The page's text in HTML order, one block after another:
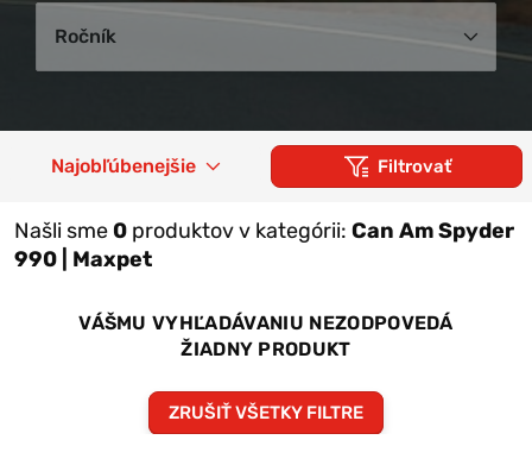
Ročník
Filtrovať
Našli sme 0 produktov v kategórii: Can Am Spyder
990 | Maxpet
Najobľúbenejšie
VÁŠMU VYHĽADÁVANIU NEZODPOVEDÁ
ŽIADNY PRODUKT
ZRUŠIŤ VŠETKY FILTRE